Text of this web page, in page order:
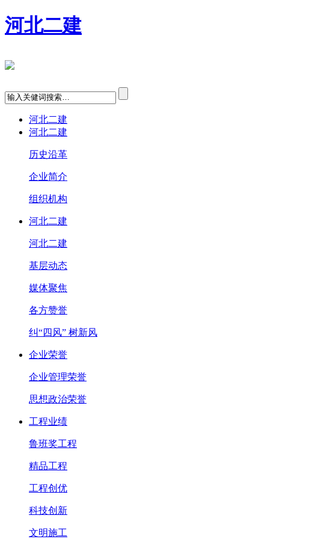
河北二建
河北二建
河北二建
历史沿革
企业简介
组织机构
河北二建
河北二建
基层动态
媒体聚焦
各方赞誉
纠“四风” 树新风
企业荣誉
企业管理荣誉
思想政治荣誉
工程业绩
鲁班奖工程
精品工程
工程创优
科技创新
文明施工